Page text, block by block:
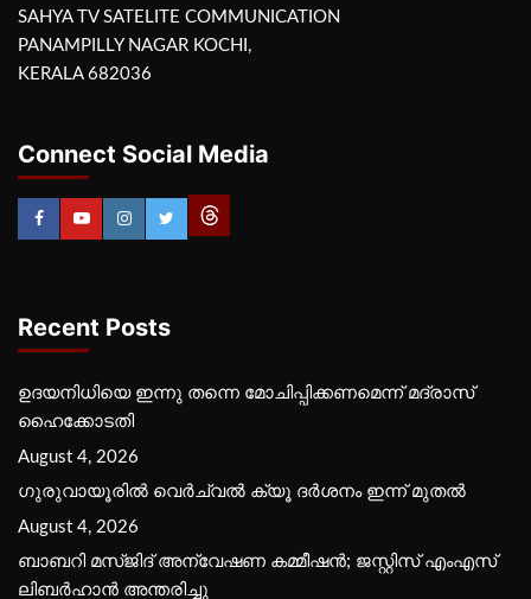
SAHYA TV SATELITE COMMUNICATION
PANAMPILLY NAGAR KOCHI,
KERALA 682036
Connect Social Media
Recent Posts
ഉദയനിധിയെ ഇന്നു തന്നെ മോചിപ്പിക്കണമെന്ന് മദ്രാസ്
ഹൈക്കോടതി
August 4, 2026
ഗുരുവായൂരില്‍ വെര്‍ച്വല്‍ ക്യൂ ദര്‍ശനം ഇന്ന് മുതല്‍
August 4, 2026
ബാബറി മസ്ജിദ് അന്വേഷണ കമ്മീഷന്‍; ജസ്റ്റിസ് എംഎസ്
ലിബര്‍ഹാന്‍ അന്തരിച്ചു